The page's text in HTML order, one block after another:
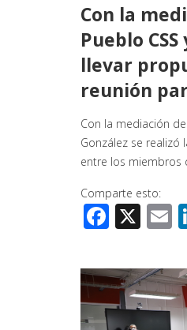
Con la
Pueblo
llevar
reunión
Con la mediación
González se realizó
entre los miembros
Comparte esto:
X